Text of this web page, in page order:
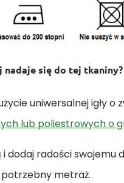
się do tej tkaniny?
uniwersalnej igły o
lub poliestrowych o
dodaj radości swojemu
metraż.